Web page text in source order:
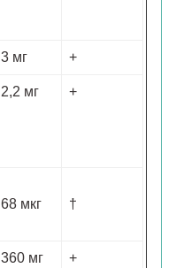
3 мг +
2,2 мг +
68 мкг †
360 мг +